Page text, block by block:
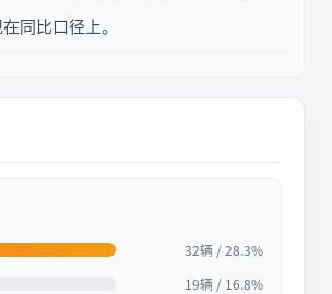
同比口径上。
32辆 / 28.3%
19辆 / 16.8%